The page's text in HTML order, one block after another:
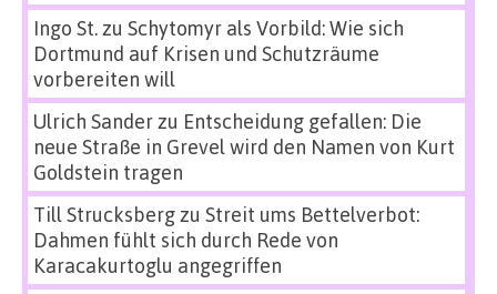
Ingo St.zu Schytomyr als Vorbild: Wie sich
Dortmund auf Krisen und Schutzräume
vorbereiten will
Ulrich Sanderzu Entscheidung gefallen: Die
neue Straße in Grevel wird den Namen von Kurt
Goldstein tragen
Till Strucksbergzu Streit ums Bettelverbot:
Dahmen fühlt sich durch Rede von
Karacakurtoglu angegriffen